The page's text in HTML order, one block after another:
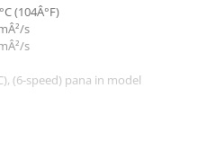
(104Â°F)
s
s
(6-speed) pana in model